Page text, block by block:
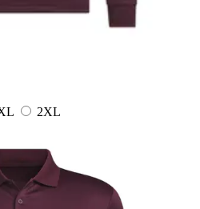
2XL